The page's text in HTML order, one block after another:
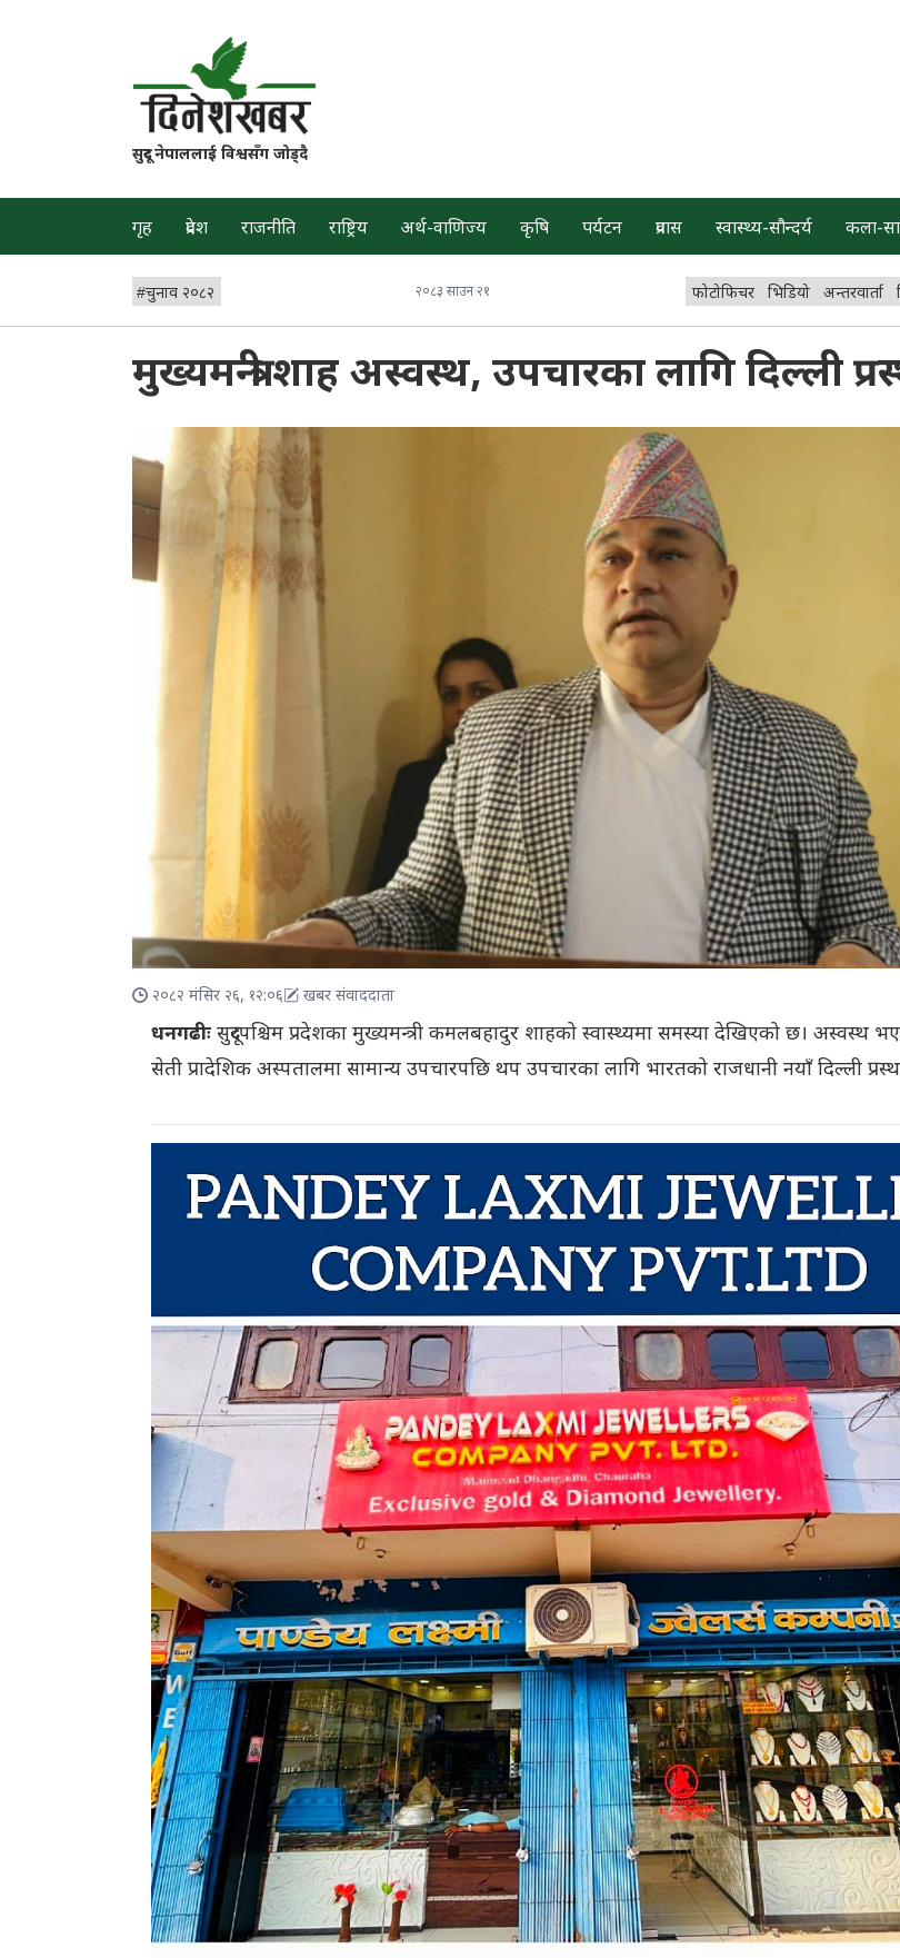
सुदूर नेपाललाई विश्वसँग जोड्दै
गृह प्रदेश राजनीति राष्ट्रिय अर्थ-वाणिज्य कृषि पर्यटन प्रवास स्वास्थ्य-सौन्दर्य कला-
#चुनाव २०८२ २०८३ साउन २१ फोटोफिचर भिडियो अन्तरवार्ता
मुख्यमन्त्री शाह अस्वस्थ, उपचारका लागि दिल्ली
२०८२ मंसिर २६, १२:०६ खबर संवाददाता
धनगढीःसुदूरपश्चिम प्रदेशका मुख्यमन्त्री कमलबहादुर शाहको स्वास्थ्यमा समस्या देखिएको छ। अस्वस्थ
सेती प्रादेशिक अस्पतालमा सामान्य उपचारपछि थप उपचारका लागि भारतको राजधानी नयाँ दिल्ली